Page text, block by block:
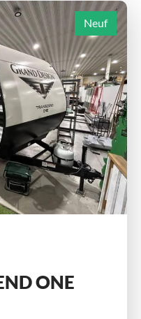
Neuf
ONE